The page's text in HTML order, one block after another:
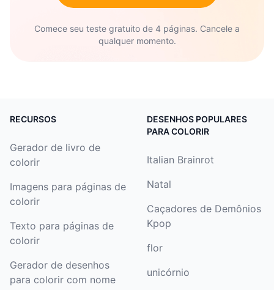
Crie um livro de histórias. Colora várias páginas
para colorir da Cinderela e grampeie-as juntas
para fazer um mini livro de histórias que reconta
Cinderela, recorte e pendure de um cabide com
cordas para criar um móbile colorido.
Crie uma caixa de joias. Cole uma imagem da
página para colorir da Cinderela em uma
caixinha pequena e preencha-a com contas
brilhantes para criar um baú de tesouro mágico.
Crie fantoches de sombra. Colora diferentes
personagens das páginas para colorir da
Comece seu teste gratuito de 4 páginas. Cancele a
qualquer momento.
RECURSOS
Gerador de livro de
colorir
Imagens para páginas de
colorir
Texto para páginas de
colorir
Gerador de desenhos
para colorir com nome
DESENHOS POPULARES
PARA COLORIR
Italian Brainrot
Natal
Caçadores de Demônios
Kpop
flor
unicórnio